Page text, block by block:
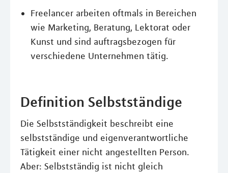
Freelancer arbeiten oftmals in Bereichen
wie Marketing, Beratung, Lektorat oder
Kunst und sind auftragsbezogen für
verschiedene Unternehmen tätig.
Definition Selbstständige
Die Selbstständigkeit beschreibt eine
selbstständige und eigenverantwortliche
Tätigkeit einer nicht angestellten Person.
Aber: Selbstständig ist nicht gleich